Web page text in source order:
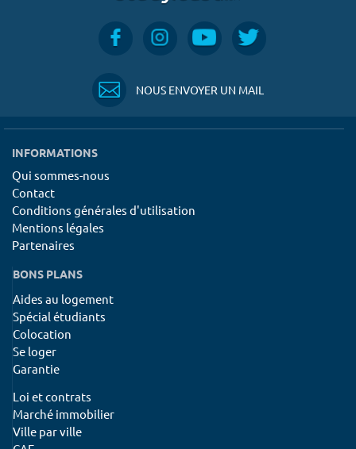
NOUS ENVOYER UN MAIL
INFORMATIONS
Qui sommes-nous
Contact
Conditions générales d'utilisation
Mentions légales
Partenaires
BONS PLANS
Aides au logement
Spécial étudiants
Colocation
Se loger
Garantie
Loi et contrats
Marché immobilier
Ville par ville